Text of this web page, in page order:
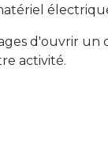
d'ouvrir un
activité.